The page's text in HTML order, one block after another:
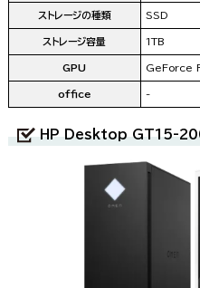
ストレージの種類 SSD
ストレージ容量 1TB
GPU GeForce
office -
HP Desktop GT15-